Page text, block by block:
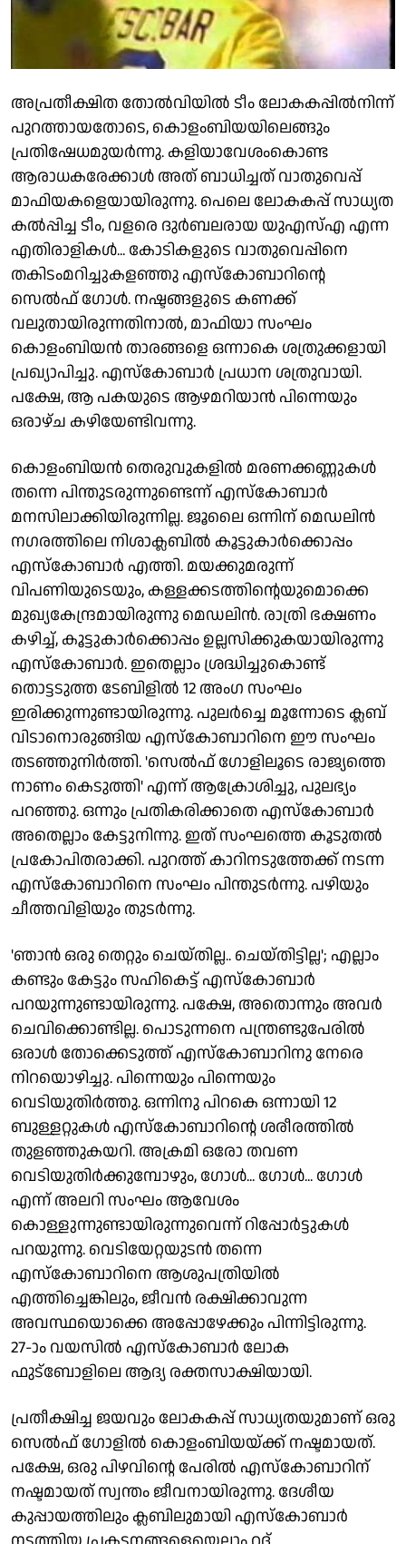
അപ്രതീക്ഷിത തോല്‍വിയില്‍ ടീം ലോകകപ്പില്‍നിന്ന്
പുറത്തായതോടെ, കൊളംബിയയിലെങ്ങും
പ്രതിഷേധമുയര്‍ന്നു. കളിയാവേശംകൊണ്ട
ആരാധകരേക്കാള്‍ അത് ബാധിച്ചത് വാതുവെപ്പ്
മാഫിയകളെയായിരുന്നു. പെലെ ലോകകപ്പ് സാധ്യത
കല്‍പ്പിച്ച ടീം, വളരെ ദുര്‍ബലരായ യുഎസ്എ എന്ന
എതിരാളികള്‍... കോടികളുടെ വാതുവെപ്പിനെ
തകിടംമറിച്ചുകളഞ്ഞു എസ്കോബാറിന്റെ
സെല്‍ഫ് ഗോള്‍. നഷ്ടങ്ങളുടെ കണക്ക്
വലുതായിരുന്നതിനാല്‍, മാഫിയാ സംഘം
കൊളംബിയന്‍ താരങ്ങളെ ഒന്നാകെ ശത്രുക്കളായി
പ്രഖ്യാപിച്ചു. എസ്കോബാര്‍ പ്രധാന ശത്രുവായി.
പക്ഷേ, ആ പകയുടെ ആഴമറിയാന്‍ പിന്നെയും
ഒരാഴ്ച കഴിയേണ്ടിവന്നു.
കൊളംബിയന്‍ തെരുവുകളില്‍ മരണക്കണ്ണുകള്‍
തന്നെ പിന്തുടരുന്നുണ്ടെന്ന് എസ്കോബാര്‍
മനസിലാക്കിയിരുന്നില്ല. ജൂലൈ ഒന്നിന് മെഡലിന്‍
നഗരത്തിലെ നിശാക്ലബില്‍ കൂട്ടുകാര്‍ക്കൊപ്പം
എസ്കോബാര്‍ എത്തി. മയക്കുമരുന്ന്
വിപണിയുടെയും, കള്ളക്കടത്തിന്റെയുമൊക്കെ
മുഖ്യകേന്ദ്രമായിരുന്നു മെഡലിന്‍. രാത്രി ഭക്ഷണം
കഴിച്ച്, കൂട്ടുകാര്‍ക്കൊപ്പം ഉല്ലസിക്കുകയായിരുന്നു
എസ്കോബാര്‍. ഇതെല്ലാം ശ്രദ്ധിച്ചുകൊണ്ട്
തൊട്ടടുത്ത ടേബിളില്‍ 12 അംഗ സംഘം
ഇരിക്കുന്നുണ്ടായിരുന്നു. പുലര്‍ച്ചെ മൂന്നോടെ ക്ലബ്
വിടാനൊരുങ്ങിയ എസ്കോബാറിനെ ഈ സംഘം
തടഞ്ഞുനിര്‍ത്തി. 'സെല്‍ഫ് ഗോളിലൂടെ രാജ്യത്തെ
നാണം കെടുത്തി' എന്ന് ആക്രോശിച്ചു, പുലഭ്യം
പറഞ്ഞു. ഒന്നും പ്രതികരിക്കാതെ എസ്കോബാര്‍
അതെല്ലാം കേട്ടുനിന്നു. ഇത് സംഘത്തെ കൂടുതല്‍
പ്രകോപിതരാക്കി. പുറത്ത് കാറിനടുത്തേക്ക് നടന്ന
എസ്കോബാറിനെ സംഘം പിന്തുടര്‍ന്നു. പഴിയും
ചീത്തവിളിയും തുടര്‍ന്നു.
'ഞാന്‍ ഒരു തെറ്റും ചെയ്തില്ല.. ചെയ്തിട്ടില്ല'; എല്ലാം
കണ്ടും കേട്ടും സഹികെട്ട് എസ്കോബാര്‍
പറയുന്നുണ്ടായിരുന്നു. പക്ഷേ, അതൊന്നും അവര്‍
ചെവിക്കൊണ്ടില്ല. പൊടുന്നനെ പന്ത്രണ്ടുപേരില്‍
ഒരാള്‍ തോക്കെടുത്ത് എസ്കോബാറിനു നേരെ
നിറയൊഴിച്ചു. പിന്നെയും പിന്നെയും
വെടിയുതിര്‍ത്തു. ഒന്നിനു പിറകെ ഒന്നായി 12
ബുള്ളറ്റുകള്‍ എസ്കോബാറിന്റെ ശരീരത്തില്‍
തുളഞ്ഞുകയറി. അക്രമി ഒരോ തവണ
വെടിയുതിര്‍ക്കുമ്പോഴും, ഗോള്‍... ഗോള്‍... ഗോള്‍
എന്ന് അലറി സംഘം ആവേശം
കൊള്ളുന്നുണ്ടായിരുന്നുവെന്ന് റിപ്പോര്‍ട്ടുകള്‍
പറയുന്നു. വെടിയേറ്റയുടന്‍ തന്നെ
എസ്കോബാറിനെ ആശുപത്രിയില്‍
എത്തിച്ചെങ്കിലും, ജീവന്‍ രക്ഷിക്കാവുന്ന
അവസ്ഥയൊക്കെ അപ്പോഴേക്കും പിന്നിട്ടിരുന്നു.
27-ാം വയസില്‍ എസ്കോബാര്‍ ലോക
ഫുട്ബോളിലെ ആദ്യ രക്തസാക്ഷിയായി.
പ്രതീക്ഷിച്ച ജയവും ലോകകപ്പ് സാധ്യതയുമാണ് ഒരു
സെല്‍ഫ് ഗോളില്‍ കൊളംബിയയ്ക്ക് നഷ്ടമായത്.
പക്ഷേ, ഒരു പിഴവിന്റെ പേരില്‍ എസ്കോബാറിന്
നഷ്ടമായത് സ്വന്തം ജീവനായിരുന്നു. ദേശീയ
കുപ്പായത്തിലും ക്ലബിലുമായി എസ്കോബാര്‍